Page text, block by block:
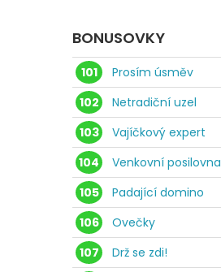
BONUSOVKY
101 Prosím úsměv
102
Netradiční uzel
103
Vajíčkový expert
104
Venkovní posilovna
105
Padající domino
106
Ovečky
107
Drž se zdi!